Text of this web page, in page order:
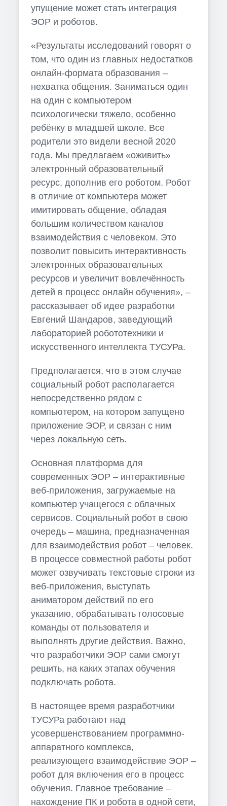
упущение может стать интеграция
ЭОР и роботов.
«Результаты исследований говорят о
том, что один из главных недостатков
онлайн-формата образования –
нехватка общения. Заниматься один
на один с компьютером
психологически тяжело, особенно
ребёнку в младшей школе. Все
родители это видели весной 2020
года. Мы предлагаем «оживить»
электронный образовательный
ресурс, дополнив его роботом. Робот
в отличие от компьютера может
имитировать общение, обладая
большим количеством каналов
взаимодействия с человеком. Это
позволит повысить интерактивность
электронных образовательных
ресурсов и увеличит вовлечённость
детей в процесс онлайн обучения», –
рассказывает об идее разработки
Евгений Шандаров, заведующий
лабораторией робототехники и
искусственного интеллекта ТУСУРа.
Предполагается, что в этом случае
социальный робот располагается
непосредственно рядом с
компьютером, на котором запущено
приложение ЭОР, и связан с ним
через локальную сеть.
Основная платформа для
современных ЭОР – интерактивные
веб-приложения, загружаемые на
компьютер учащегося с облачных
сервисов. Социальный робот в свою
очередь – машина, предназначенная
для взаимодействия робот – человек.
В процессе совместной работы робот
может озвучивать текстовые строки из
веб-приложения, выступать
аниматором действий по его
указанию, обрабатывать голосовые
команды от пользователя и
выполнять другие действия. Важно,
что разработчики ЭОР сами смогут
решить, на каких этапах обучения
подключать робота.
В настоящее время разработчики
ТУСУРа работают над
усовершенствованием программно-
аппаратного комплекса,
реализующего взаимодействие ЭОР –
робот для включения его в процесс
обучения. Главное требование –
нахождение ПК и робота в одной сети,